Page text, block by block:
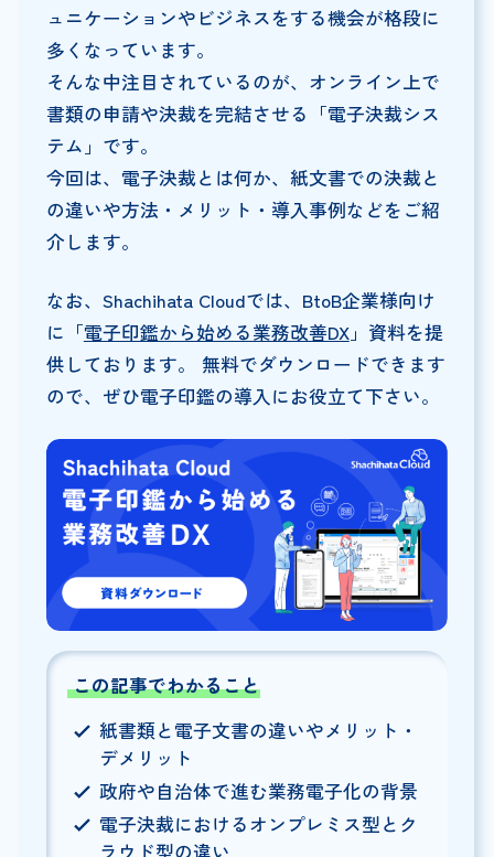
ュニケーションやビジネスをする機会が格段に
多くなっています。
そんな中注目されているのが、オンライン上で
書類の申請や決裁を完結させる「電子決裁シス
テム」です。
今回は、電子決裁とは何か、紙文書での決裁と
の違いや方法・メリット・導入事例などをご紹
介します。
なお、Shachihata Cloudでは、BtoB企業様向け
に「電子印鑑から始める業務改善DX」資料を提
供しております。 無料でダウンロードできます
ので、ぜひ電子印鑑の導入にお役立て下さい。
この記事でわかること
紙書類と電子文書の違いやメリット・
デメリット
政府や自治体で進む業務電子化の背景
電子決裁におけるオンプレミス型とク
ラウド型の違い